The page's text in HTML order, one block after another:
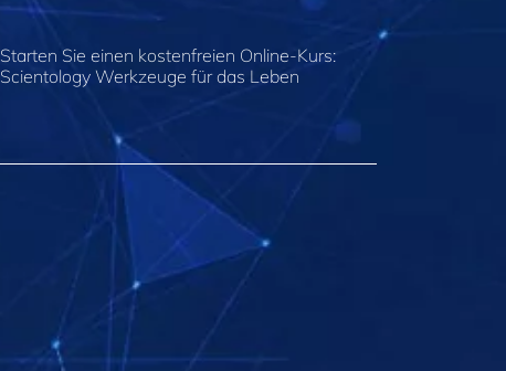
Starten Sie einen kostenfreien Online-Kurs:
Scientology Werkzeuge für das Leben